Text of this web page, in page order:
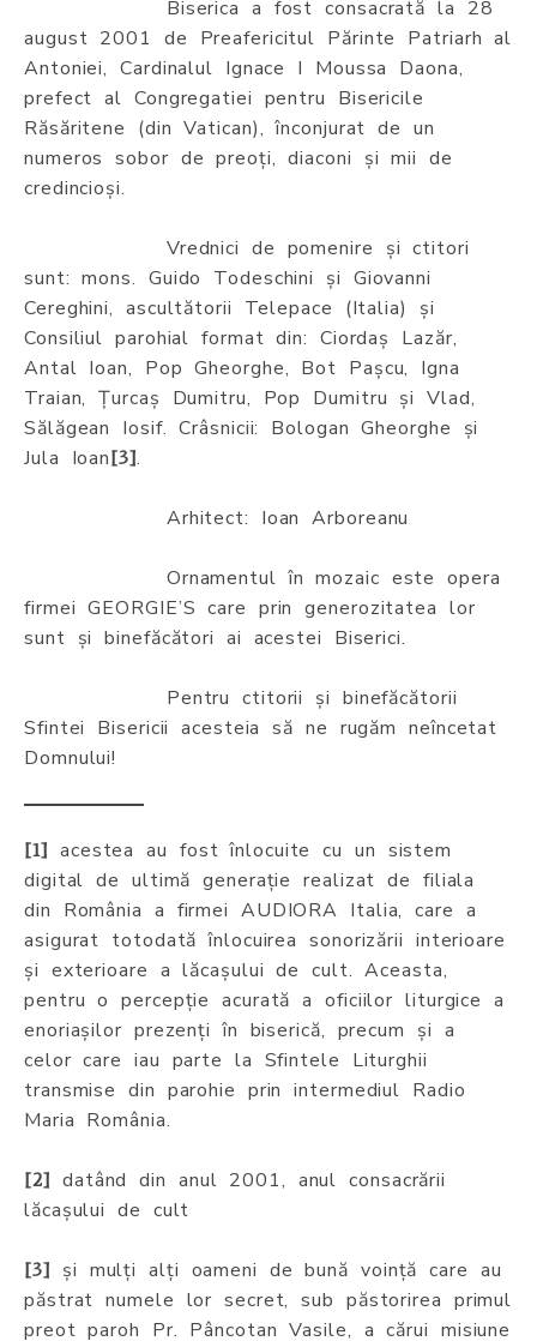
Biserica a fost consacrată la 28
august 2001 de Preafericitul Părinte Patriarh al
Antoniei, Cardinalul Ignace I Moussa Daona,
prefect al Congregatiei pentru Bisericile
Răsăritene (din Vatican), înconjurat de un
numeros sobor de preoți, diaconi și mii de
credincioși.
Vrednici de pomenire și ctitori
sunt: mons. Guido Todeschini și Giovanni
Cereghini, ascultătorii Telepace (Italia) și
Consiliul parohial format din: Ciordaș Lazăr,
Antal Ioan, Pop Gheorghe, Bot Pașcu, Igna
Traian, Țurcaș Dumitru, Pop Dumitru și Vlad,
Sălăgean Iosif. Crâsnicii: Bologan Gheorghe și
Jula Ioan[3].
Arhitect: Ioan Arboreanu
Ornamentul în mozaic este opera
firmei GEORGIE’S care prin generozitatea lor
sunt și binefăcători ai acestei Biserici.
Pentru ctitorii și binefăcătorii
Sfintei Bisericii acesteia să ne rugăm neîncetat
Domnului!
[1] acestea au fost înlocuite cu un sistem
digital de ultimă generație realizat de filiala
din România a firmei AUDIORA Italia, care a
asigurat totodată înlocuirea sonorizării interioare
și exterioare a lăcașului de cult. Aceasta,
pentru o percepție acurată a oficiilor liturgice a
enoriașilor prezenți în biserică, precum și a
celor care iau parte la Sfintele Liturghii
transmise din parohie prin intermediul Radio
Maria România.
[2] datând din anul 2001, anul consacrării
lăcașului de cult
[3]
și mulți alți oameni de bună voință care au
păstrat numele lor secret, sub păstorirea primul
preot paroh Pr. Pâncotan Vasile, a cărui misiune